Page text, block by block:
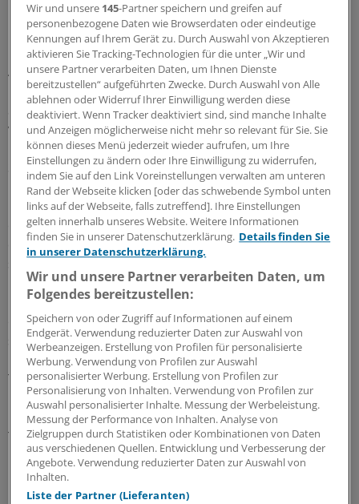
Nach Angaben der Society of Chest Pain Centers soll es
in den USA bereits an jedem dritten Krankenhaus eine
CPU geben. In Deutschland ist man noch in der
Aufbauphase solcher Einheiten. 45 bis 50 CPU gebe es
bereits, schätzt Münzel, wobei unklar ist, welche
Standards sie im Einzelnen erfüllen. Die Sinnhaftigkeit
von CPUs belegen erste Daten.
So betreut die Mainzer CPU seit 2006 etwa 1600
Patienten pro Jahr. Bei knapp der Hälfte davon liegt ein
kardiales Problem vor und fast alle diese Patienten
erhalten kurzfristig eine Herzkatheteruntersuchung. Bei
der Hälfte der im Katheterlabor untersuchten Patienten
stelle man die Diagnose Herzinfarkt, so Münzel.
Bis geklärt ist, ob thorakale Schmerzen ihre Ursache in
einem Herzinfarkt haben, dauert es in Mainz nur noch
sechs statt zwölf Stunden. Zudem hat sich die Liegezeit
kardial erkrankter Patienten von zuvor 3,5 Tagen auf 2,3
Tage verkürzt.
Das verdeutlicht, dass die CPU auch eine Art
Torwächterfunktion hat. Patienten mit akutem
Koronarsyndrom sollen möglichst schnell ins
Katheterlabor gebracht werden - liegt ein
Myokardinfarkt vor, erfolgt die weitere Behandlung auf
Wir und unsere 145-Partner speichern und greifen auf
personenbezogene Daten wie Browserdaten oder eindeutige
Kennungen auf Ihrem Gerät zu. Durch Auswahl von Akzeptieren
aktivieren Sie Tracking-Technologien für die unter „Wir und
unsere Partner verarbeiten Daten, um Ihnen Dienste
bereitzustellen“ aufgeführten Zwecke. Durch Auswahl von Alle
ablehnen oder Widerruf Ihrer Einwilligung werden diese
deaktiviert. Wenn Tracker deaktiviert sind, sind manche Inhalte
und Anzeigen möglicherweise nicht mehr so relevant für Sie. Sie
können dieses Menü jederzeit wieder aufrufen, um Ihre
Einstellungen zu ändern oder Ihre Einwilligung zu widerrufen,
indem Sie auf den Link Voreinstellungen verwalten am unteren
Rand der Webseite klicken [oder das schwebende Symbol unten
links auf der Webseite, falls zutreffend]. Ihre Einstellungen
gelten innerhalb unseres Website. Weitere Informationen
finden Sie in unserer Datenschutzerklärung. Details finden Sie
in unserer Datenschutzerklärung.
Wir und unsere Partner verarbeiten Daten, um
Folgendes bereitzustellen:
Speichern von oder Zugriff auf Informationen auf einem
Endgerät. Verwendung reduzierter Daten zur Auswahl von
Werbeanzeigen. Erstellung von Profilen für personalisierte
Werbung. Verwendung von Profilen zur Auswahl
personalisierter Werbung. Erstellung von Profilen zur
Personalisierung von Inhalten. Verwendung von Profilen zur
Auswahl personalisierter Inhalte. Messung der Werbeleistung.
Messung der Performance von Inhalten. Analyse von
Zielgruppen durch Statistiken oder Kombinationen von Daten
aus verschiedenen Quellen. Entwicklung und Verbesserung der
Angebote. Verwendung reduzierter Daten zur Auswahl von
Inhalten.
Liste der Partner (Lieferanten)